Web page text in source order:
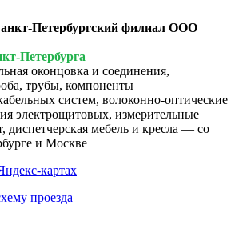
Петербургский филиал ООО
Петербурга
оконцовка и соединения,
трубы, компоненты
систем, волоконно-оптические
электрощитовых, измерительные
диспетчерская мебель и кресла — со
и Москве
картах
проезда